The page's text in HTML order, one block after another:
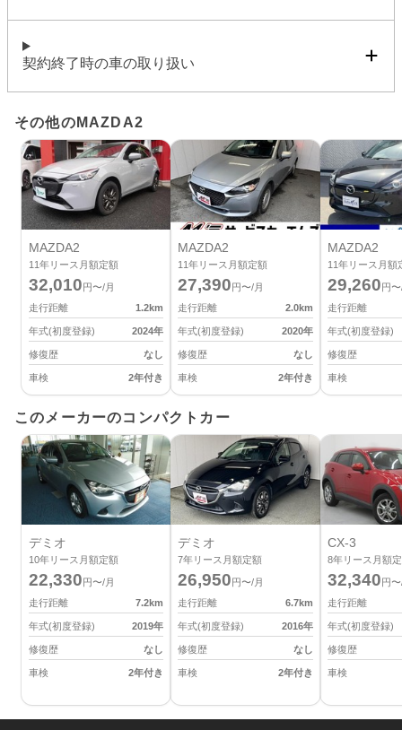
契約終了時の車の取り扱い
その他のMAZDA2
MAZDA2
11年リース月額定額
32,010円〜/月
走行距離
1.2km
年式(初度登録) 2024年
修復歴 なし
車検 2年付き
MAZDA2
11年リース月額定額
27,390円〜/月
走行距離
2.0km
年式(初度登録) 2020年
修復歴 なし
車検 2年付き
MAZDA2
11年リース月額
29,260円
走行距離
年式(初度登録)
修復歴
車検
このメーカーのコンパクトカー
デミオ
10年リース月額定額
22,330円〜/月
走行距離
7.2km
年式(初度登録) 2019年
修復歴 なし
車検 2年付き
デミオ
7年リース月額定額
26,950円〜/月
走行距離
6.7km
年式(初度登録) 2016年
修復歴 なし
車検 2年付き
CX-3
8年リース月額
32,340円
走行距離
年式(初度登録)
修復歴
車検